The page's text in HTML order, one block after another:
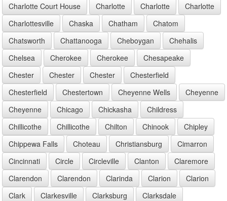
Charlotte Court House
Charlotte Charlotte
Charlotte
Charlottesville
Chaska Chatham
Chatom
Chatsworth
Chattanooga Cheboygan
Chehalis
Chelsea
Cherokee Cherokee
Chesapeake
Chester
Chester Chester
Chesterfield
Chesterfield
Chestertown Cheyenne Wells
Cheyenne
Cheyenne
Chicago Chickasha
Childress
Chillicothe
Chillicothe Chilton Chinook
Chipley
Chippewa Falls
Choteau Christiansburg
Cimarron
Cincinnati
Circle Circleville Clanton
Claremore
Clarendon
Clarendon Clarinda Clarion
Clarion
Clark
Clarkesville Clarksburg
Clarksdale